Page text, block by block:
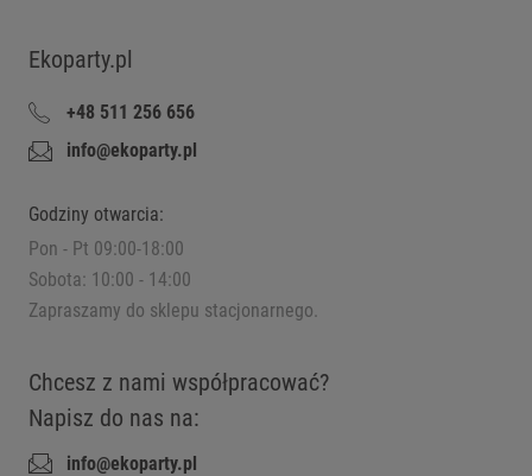
Ekoparty.pl
+48 511 256 656
info@ekoparty.pl
Godziny otwarcia:
Pon - Pt 09:00-18:00
Sobota: 10:00 - 14:00
Zapraszamy do sklepu stacjonarnego.
Chcesz z nami współpracować?
Napisz do nas na:
info@ekoparty.pl